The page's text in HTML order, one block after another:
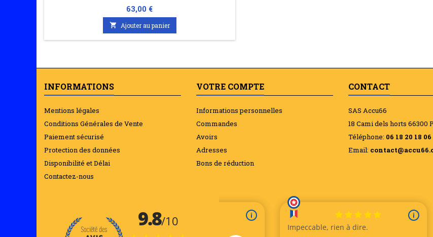
Prix
63,00 €
 Ajouter au panier
INFORMATIONS
Mentions légales
Conditions Générales de Vente
Paiement sécurisé
Protection des données
Disponibilité et Délai
Contactez-nous
VOTRE COMPTE
Informations personnelles
Commandes
Avoirs
Adresses
Bons de réduction
CONTACT
SAS Accu66
18 Cami dels horts 66300
Téléphone: 06 18 20 18 06
Email: